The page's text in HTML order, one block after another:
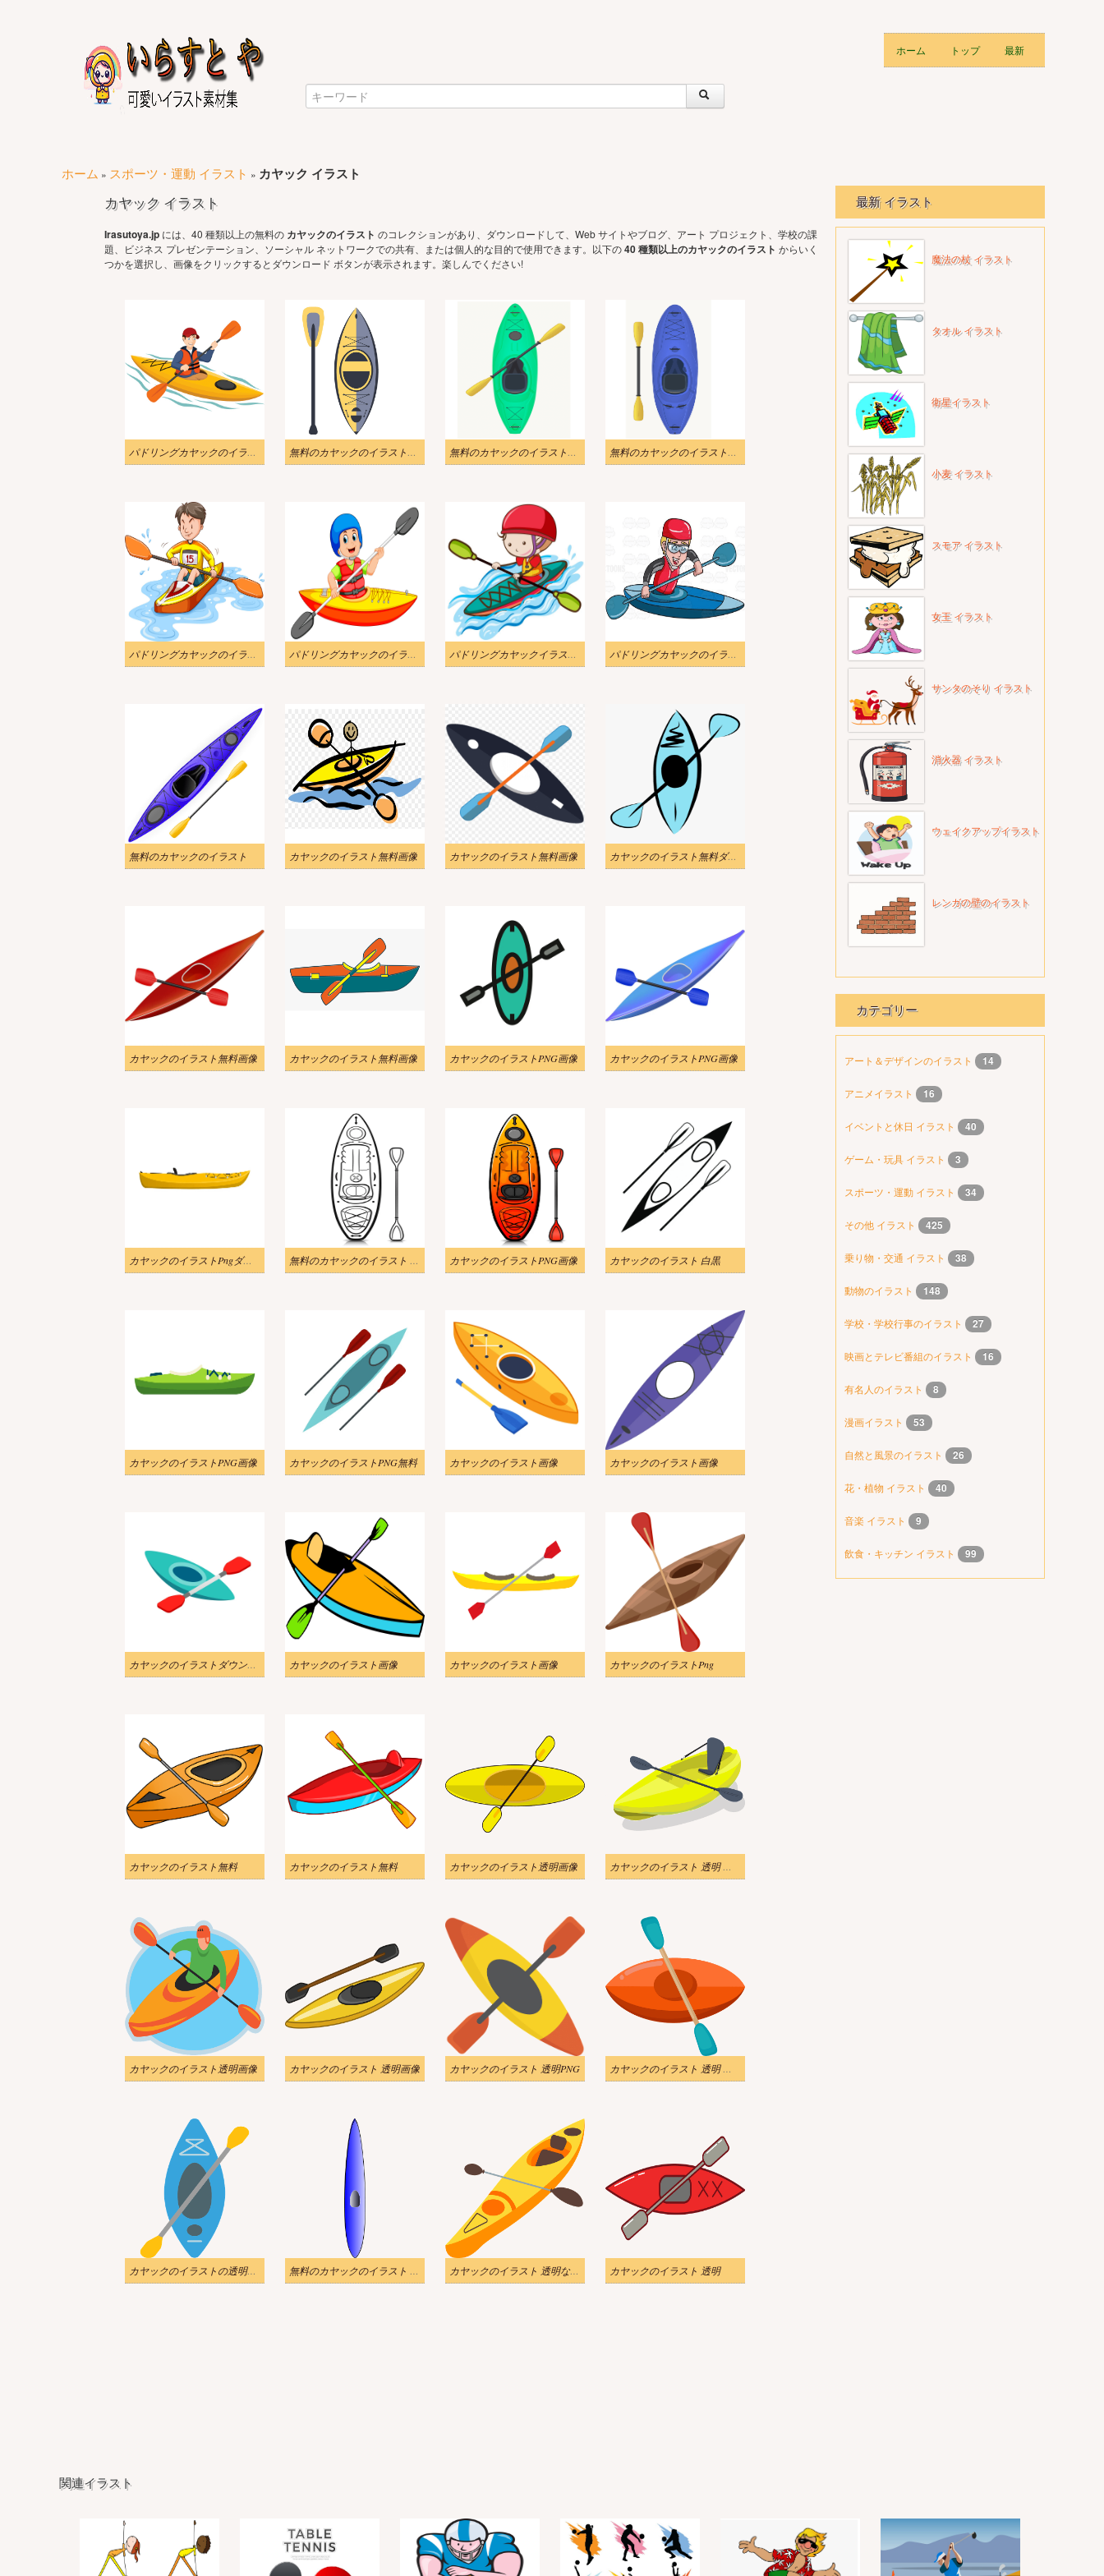
ホーム トップ 最新
ホーム » スポーツ・運動 イラスト » カヤック イラスト
カヤック イラスト
Irasutoya.jp には、40 種類以上の無料の カヤックのイラスト のコレクションがあり、ダウンロードして、Web サイトやブログ、アート プロジェクト、学校の課
題、ビジネス プレゼンテーション、ソーシャル ネットワークでの共有、または個人的な目的で使用できます。以下の40 種類以上のカヤックのイラスト からいく
つかを選択し、画像をクリックするとダウンロード ボタンが表示されます。楽しんでください!
パドリングカヤックのイラスト画像 無料のカヤックのイラスト画像 無料のカヤックのイラスト画像 無料のカヤックのイラストPng
パドリングカヤックのイラストPng パドリングカヤックのイラスト無料 パドリングカヤックイラスト無料 パドリングカヤックのイラスト
無料のカヤックのイラスト カヤックのイラスト無料画像 カヤックのイラスト無料画像 カヤックのイラスト無料ダウンロード
カヤックのイラスト無料画像 カヤックのイラスト無料画像 カヤックのイラストPNG画像 カヤックのイラストPNG画像
カヤックのイラストPngダウンロード 無料のカヤックのイラスト 白黒 カヤックのイラストPNG画像 カヤックのイラスト 白黒
カヤックのイラストPNG画像 カヤックのイラストPNG無料 カヤックのイラスト画像 カヤックのイラスト画像
カヤックのイラストダウンロード カヤックのイラスト画像 カヤックのイラスト画像 カヤックのイラストPng
カヤックのイラスト無料 カヤックのイラスト無料 カヤックのイラスト透明画像 カヤックのイラスト 透明 ダウンロード
カヤックのイラスト透明画像 カヤックのイラスト 透明画像 カヤックのイラスト 透明PNG カヤックのイラスト 透明 無料
カヤックのイラストの透明な背景をダウンロード 無料のカヤックのイラスト 透明な背景 カヤックのイラスト 透明な背景 カヤックのイラスト 透明
最新 イラスト
魔法の杖 イラスト
タオル イラスト
衛星イラスト
小麦 イラスト
スモア イラスト
女王 イラスト
サンタのそり イラスト
消火器 イラスト
ウェイクアップイラスト
レンガの壁のイラスト
カテゴリー
アート＆デザインのイラスト 14
アニメイラスト 16
イベントと休日 イラスト 40
ゲーム・玩具 イラスト 3
スポーツ・運動 イラスト 34
その他 イラスト 425
乗り物・交通 イラスト 38
動物のイラスト 148
学校・学校行事のイラスト 27
映画とテレビ番組のイラスト 16
有名人のイラスト 8
漫画イラスト 53
自然と風景のイラスト 26
花・植物 イラスト 40
音楽 イラスト 9
飲食・キッチン イラスト 99
関連イラスト